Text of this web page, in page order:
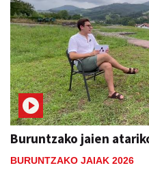
Buruntzako jaien
BURUNTZAKO JAIAK 2026